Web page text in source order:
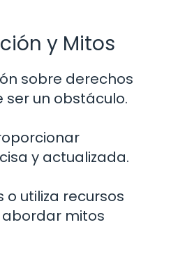
y Mitos
sobre derechos
un obstáculo.
y actualizada.
o utiliza recursos
mitos